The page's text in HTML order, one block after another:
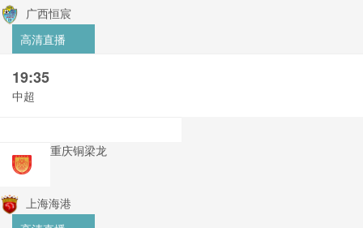
广西恒宸
高清直播
19:35
中超
重庆铜梁龙
上海海港